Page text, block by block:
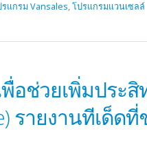
แกรม Vansales,โปรแกรมแวนเซลล์
อช่วยเพิ่มปร
รายงานทีเด็